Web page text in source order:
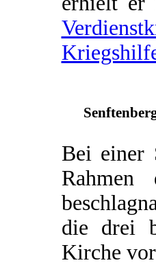
Bei einer
Rahmen
die drei
Kirche